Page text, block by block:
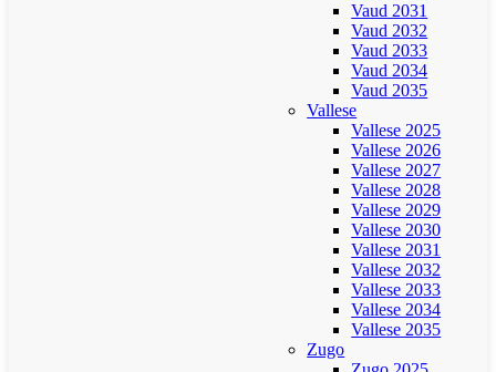
Vaud 2031
Vaud 2032
Vaud 2033
Vaud 2034
Vaud 2035
Vallese
Vallese 2025
Vallese 2026
Vallese 2027
Vallese 2028
Vallese 2029
Vallese 2030
Vallese 2031
Vallese 2032
Vallese 2033
Vallese 2034
Vallese 2035
Zugo